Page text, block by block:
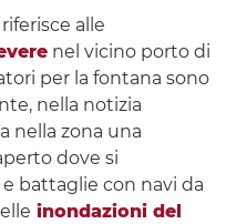
riferisce alle
nel vicino porto di
per la fontana sono
nella notizia
nella zona una
dove si
battaglie con navi da
inondazioni del